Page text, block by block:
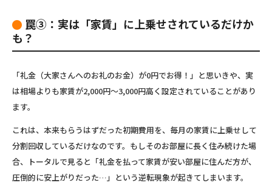
罠③：実は「家賃」に上乗せされているだけか
も？
「礼金（大家さんへのお礼のお金）が0円でお得！」と思いきや、実
は相場よりも家賃が2,000円〜3,000円高く設定されていることがあり
ます。
これは、本来もらうはずだった初期費用を、毎月の家賃に上乗せして
分割回収しているだけなのです。もしそのお部屋に長く住み続けた場
合、トータルで見ると「礼金を払って家賃が安い部屋に住んだ方が、
圧倒的に安上がりだった…」という逆転現象が起きてしまいます。